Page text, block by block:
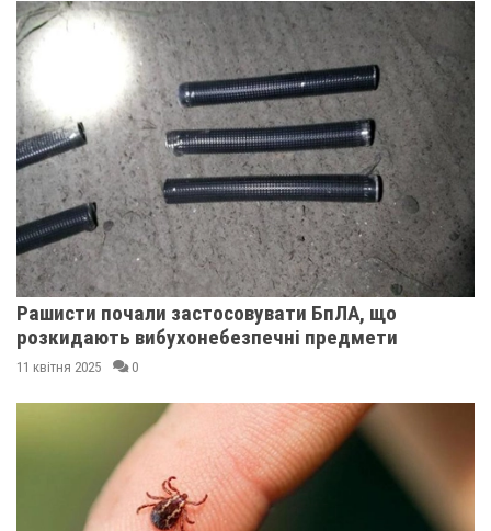
Рашисти почали застосовувати БпЛА, що
розкидають вибухонебезпечні предмети
11 квітня 2025 0